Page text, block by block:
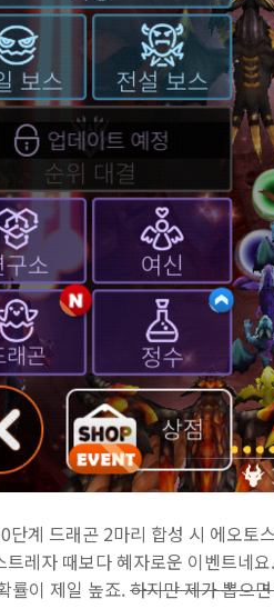
단계 드래곤 2마리 합성 시 에오토
트레자 때보다 혜자로운 이벤트네
률이 제일 높죠.하지만 제가 뽑으